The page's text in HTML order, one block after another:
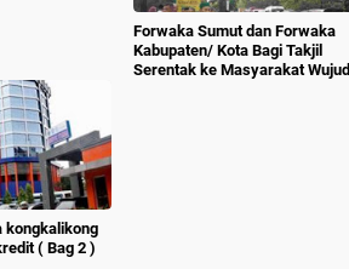
Forwaka Sumut dan Forwaka
Kabupaten/ Kota Bagi Takjil
Serentak ke Masyarakat Wujud
kongkalikong
( Bag 2 )